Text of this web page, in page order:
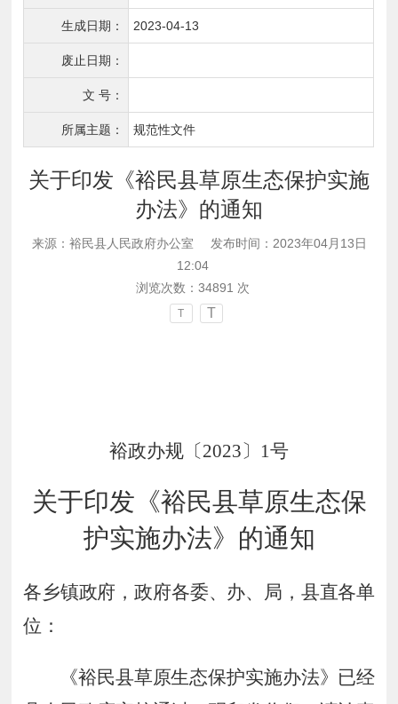
生成日期： 2023-04-13
废止日期：
文 号：
所属主题： 规范性文件
关于印发《裕民县草原生态保护实施
办法》的通知
来源：裕民县人民政府办公室
发布时间：2023年04月13日
12:04
浏览次数： 34891 次
T T
裕政办规 〔2023〕 1号
关于印发 《裕民县草原生态保
护实施办法》 的通知
各乡镇政府，政府各委、办、局，县直各单
位：
《裕民县草原生态保护实施办法》已经